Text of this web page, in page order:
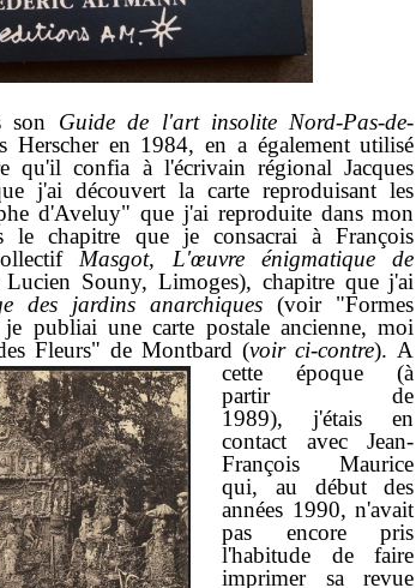
Guide de l'art insolite Nord-Pas-de-
Herscher en 1984, en a également utilisé
qu'il confia à l'écrivain régional Jacques
j'ai découvert la carte reproduisant les
d'Aveluy" que j'ai reproduite dans mon
chapitre que je consacrai à François
Masgot, L'œuvre énigmatique de
Lucien Souny, Limoges), chapitre que j'ai
des jardins anarchiques(voir "Formes
publiai une carte postale ancienne, moi
Fleurs" de Montbard (voir ci-contre). A
cette époque (à
partir de
1989), j'étais en
contact avec Jean-
François Maurice
qui, au début des
années 1990, n'avait
pas encore pris
l'habitude de faire
imprimer sa revue